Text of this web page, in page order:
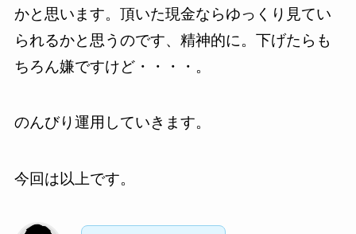
かと思います。頂いた現金ならゆっくり見てい
られるかと思うのです、精神的に。下げたらも
ちろん嫌ですけど・・・・。
のんびり運用していきます。
今回は以上です。